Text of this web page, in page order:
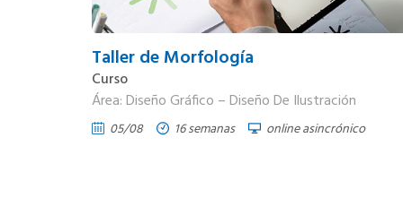
Taller de Morfología
Curso
Área: Diseño Gráfico – Diseño De Ilustración
05/08 16 semanas online asincrónico